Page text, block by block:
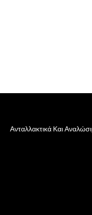
Ανταλλακτικά Και